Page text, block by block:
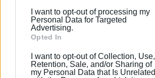
section.
I want to opt-out of processing my
Personal Data for Targeted
Advertising.
Opted In
I want to opt-out of Collection, Use,
Retention, Sale, and/or Sharing of
my Personal Data that Is Unrelated